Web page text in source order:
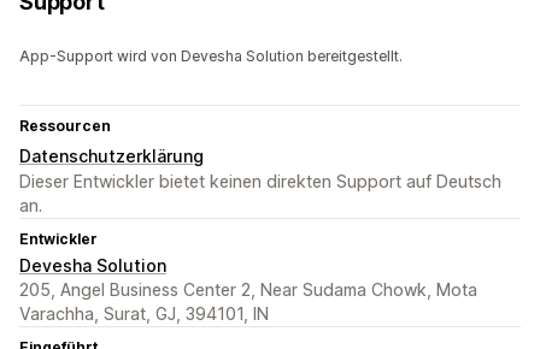
App-Support wird von Devesha Solution bereitgestellt.
Ressourcen
Datenschutzerklärung
Dieser Entwickler bietet keinen direkten Support auf Deutsch
an.
Entwickler
Devesha Solution
205, Angel Business Center 2, Near Sudama Chowk, Mota
Varachha, Surat, GJ, 394101, IN